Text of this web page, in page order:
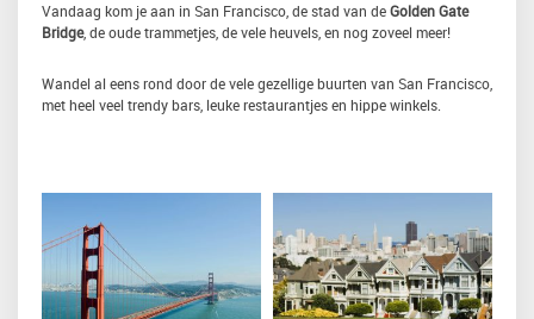
Vandaag kom je aan in San Francisco, de stad van deGolden Gate
Bridge, de oude trammetjes, de vele heuvels, en nog zoveel meer!
Wandel al eens rond door de vele gezellige buurten van San Francisco,
met heel veel trendy bars, leuke restaurantjes en hippe winkels.